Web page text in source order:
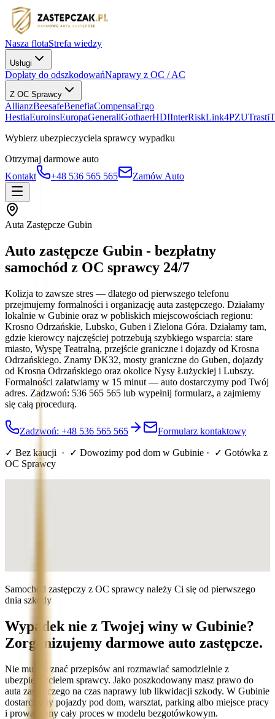
Nasza flotaStrefa wiedzy
Usługi
Dopłaty do odszkodowańNaprawy z OC / AC
Z OC Sprawcy
AllianzBeesafeBenefiaCompensaErgo
HestiaEuroinsEuropaGeneraliGothaerHDIInterRiskLink4PZUTrasti
Wybierz ubezpieczyciela sprawcy wypadku
Otrzymaj darmowe auto
Kontakt
+48 536 565 565 Zamów Auto
Auta Zastępcze Gubin
Auto zastępcze Gubin - bezpłatny
samochód z OC sprawcy 24/7
Kolizja to zawsze stres — dlatego od pierwszego telefonu
przejmujemy formalności i organizację auta zastępczego. Działamy
lokalnie w Gubinie oraz w pobliskich miejscowościach regionu:
Krosno Odrzańskie, Lubsko, Guben i Zielona Góra. Działamy tam,
gdzie kierowcy najczęściej potrzebują szybkiego wsparcia: stare
miasto, Wyspę Teatralną, przejście graniczne i dojazdy od Krosna
Odrzańskiego. Znamy DK32, mosty graniczne do Guben, dojazdy
od Krosna Odrzańskiego oraz okolice Nysy Łużyckiej i Lubszy.
Formalności załatwiamy w 15 minut — auto dostarczymy pod Twój
adres. Zadzwoń: 536 565 565 lub wypełnij formularz, a zajmiemy
się całą procedurą.
Zadzwoń: +48 536 565 565 Formularz kontaktowy
✓ Bez kaucji · ✓ Dowozimy pod dom w Gubinie · ✓ Gotówka z
OC Sprawcy
Samochód zastępczy z OC sprawcy należy Ci się od pierwszego
dnia szkody
Wypadek nie z Twojej winy w Gubinie?
Zorganizujemy darmowe auto zastępcze.
Nie musisz znać przepisów ani rozmawiać samodzielnie z
ubezpieczycielem sprawcy. Jako poszkodowany masz prawo do
auta zastępczego na czas naprawy lub likwidacji szkody. W Gubinie
dostarczamy pojazdy pod dom, warsztat, parking albo miejsce pracy
i prowadzimy cały proces w modelu bezgotówkowym.